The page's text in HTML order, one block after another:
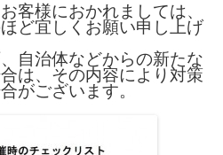
客様におかれましては、
ど宜しくお願い申し上げ
自治体などからの新たな
は、その内容により対策
がございます。